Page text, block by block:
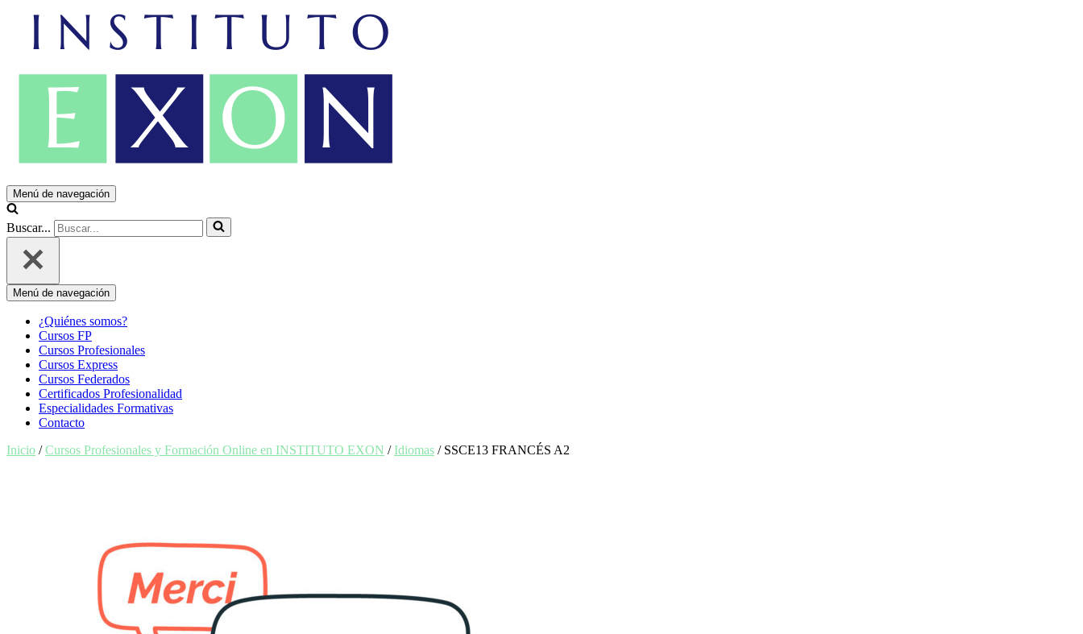
Menú de navegación
Buscar...
Menú de navegación
¿Quiénes somos?
Cursos FP
Cursos Profesionales
Cursos Express
Cursos Federados
Certificados Profesionalidad
Especialidades Formativas
Contacto
Inicio /Cursos Profesionales y Formación Online en INSTITUTO EXON / Idiomas / SSCE13 FRANCÉS A2